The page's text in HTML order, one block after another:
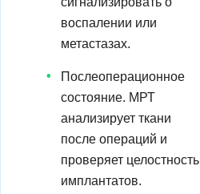
воспалении или
метастазах.
Послеоперационное
состояние. МРТ
анализирует ткани
после операций и
проверяет целостность
имплантатов.